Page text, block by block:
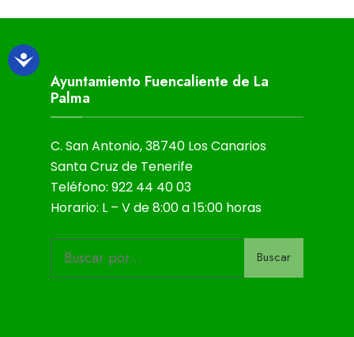
Ayuntamiento Fuencaliente de La
Palma
C. San Antonio, 38740 Los Canarios
Santa Cruz de Tenerife
Teléfono: 922 44 40 03
Horario: L – V de 8:00 a 15:00 horas
Buscar